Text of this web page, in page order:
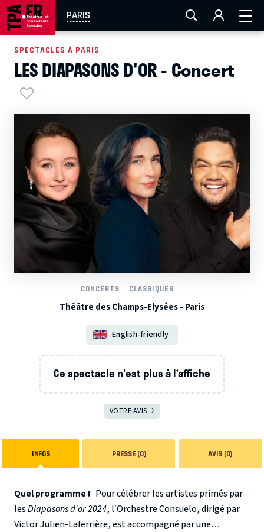
PARIS
AIX-MARSEILLE LA ROCHELLE
EN TOURNÉE
SPECTACLES À PARIS
LES DIAPASONS D'OR - Concert
CONCERTS CLASSIQUES
Théâtre des Champs-Elysées - Paris
English-friendly
Ce spectacle n'est plus à l’affiche
VOTRE AVIS
INFOS PRESSE (0) AVIS (0)
Quel programme ! Pour célébrer les artistes primés par
lesDiapasons d’or 2024, l’Orchestre Consuelo, dirigé par
Victor Julien-Laferrière, est accompagné par une